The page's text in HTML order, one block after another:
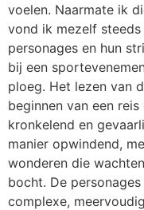
voelen. Naarmate ik
vond ik mezelf
personages en hun
bij een
ploeg. Het lezen van
beginnen van een
kronkelend en
manier opwindend,
wonderen die
bocht. De
complexe,